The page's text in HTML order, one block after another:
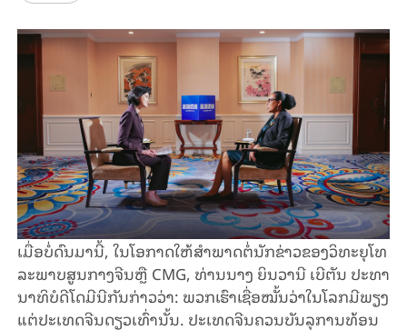
ເມື່ອ​ບໍ່​ດົນ​ມາ​ນີ້, ໃນ​ໂອ​ກາດ​ໃຫ້​ສຳ​ພາດ​ຕໍ່​ນັກ​ຂ່າວ​ຂອງວິ​ທະ​ຍຸ​ໂທ​
ລະ​ພາບ​ສູນ​ກາງ​ຈີນ​ຫຼື CMG, ທ່ານ​ນາງ ຍິນ​ວາ​ນີ ເບີ​ຕັນ ປະ​ທາ​
ນາ​ທິ​ບໍ​ດີ​ໂດ​ມີ​ນີ​ກັນ​ກ່າວ​ວ່າ: ພວກ​ເຮົາ​ເຊື່ອໝັ້ນ​ວ່າ​ໃນ​ໂລກ​ມີ​ພຽງ​
ແຕ່​ປະ​ເທດ​ຈີນ​ດຽວ​ເທົ່າ​ນັ້ນ. ປະ​ເທດ​ຈີນ​ຄວນບັນ​ລຸ​ການ​ທ້ອນ​